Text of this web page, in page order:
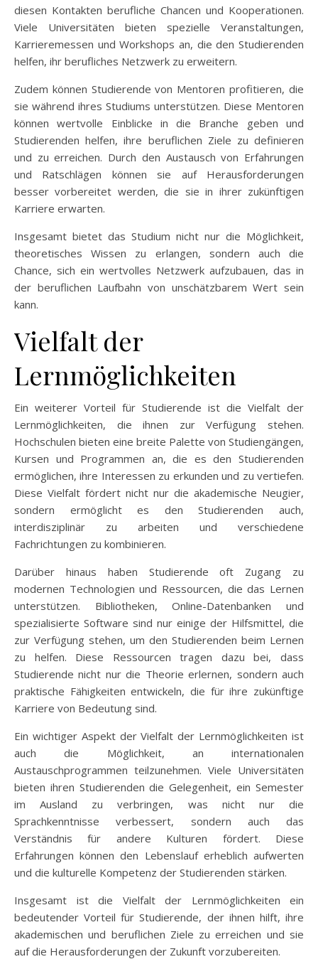
diesen Kontakten berufliche Chancen und Kooperationen.
Viele Universitäten bieten spezielle Veranstaltungen,
Karrieremessen und Workshops an, die den Studierenden
helfen, ihr berufliches Netzwerk zu erweitern.
Zudem können Studierende von Mentoren profitieren, die
sie während ihres Studiums unterstützen. Diese Mentoren
können wertvolle Einblicke in die Branche geben und
Studierenden helfen, ihre beruflichen Ziele zu definieren
und zu erreichen. Durch den Austausch von Erfahrungen
und Ratschlägen können sie auf Herausforderungen
besser vorbereitet werden, die sie in ihrer zukünftigen
Karriere erwarten.
Insgesamt bietet das Studium nicht nur die Möglichkeit,
theoretisches Wissen zu erlangen, sondern auch die
Chance, sich ein wertvolles Netzwerk aufzubauen, das in
der beruflichen Laufbahn von unschätzbarem Wert sein
kann.
Vielfalt der
Lernmöglichkeiten
Ein weiterer Vorteil für Studierende ist die Vielfalt der
Lernmöglichkeiten, die ihnen zur Verfügung stehen.
Hochschulen bieten eine breite Palette von Studiengängen,
Kursen und Programmen an, die es den Studierenden
ermöglichen, ihre Interessen zu erkunden und zu vertiefen.
Diese Vielfalt fördert nicht nur die akademische Neugier,
sondern ermöglicht es den Studierenden auch,
interdisziplinär zu arbeiten und verschiedene
Fachrichtungen zu kombinieren.
Darüber hinaus haben Studierende oft Zugang zu
modernen Technologien und Ressourcen, die das Lernen
unterstützen. Bibliotheken, Online-Datenbanken und
spezialisierte Software sind nur einige der Hilfsmittel, die
zur Verfügung stehen, um den Studierenden beim Lernen
zu helfen. Diese Ressourcen tragen dazu bei, dass
Studierende nicht nur die Theorie erlernen, sondern auch
praktische Fähigkeiten entwickeln, die für ihre zukünftige
Karriere von Bedeutung sind.
Ein wichtiger Aspekt der Vielfalt der Lernmöglichkeiten ist
auch die Möglichkeit, an internationalen
Austauschprogrammen teilzunehmen. Viele Universitäten
bieten ihren Studierenden die Gelegenheit, ein Semester
im Ausland zu verbringen, was nicht nur die
Sprachkenntnisse verbessert, sondern auch das
Verständnis für andere Kulturen fördert. Diese
Erfahrungen können den Lebenslauf erheblich aufwerten
und die kulturelle Kompetenz der Studierenden stärken.
Insgesamt ist die Vielfalt der Lernmöglichkeiten ein
bedeutender Vorteil für Studierende, der ihnen hilft, ihre
akademischen und beruflichen Ziele zu erreichen und sie
auf die Herausforderungen der Zukunft vorzubereiten.